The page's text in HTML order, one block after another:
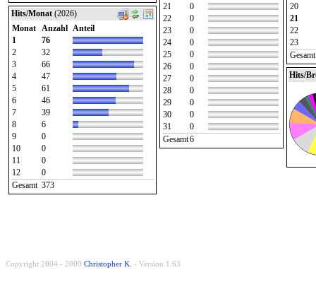
Hits/Monat (2026)
Monat
Anzahl Anteil
1
76
2
32
3
66
4
47
5
61
6
46
7
39
8
6
9
0
10
0
11
0
12
0
Gesamt 373
21
0
22
0
23
0
24
0
25
0
26
0
27
0
28
0
29
0
30
0
31
0
Gesamt6
20
21
22
23
Gesamt
Hits/
Copyright 2004 - 2009 Christopher K. - Version 1.63